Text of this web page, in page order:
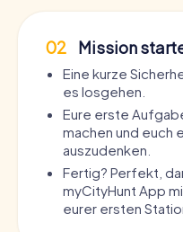
02 Mission
Eine kurze
es losgehen.
Eure erste
machen und euch
auszudenken.
Fertig? Perfekt,
myCityHunt App
eurer ersten